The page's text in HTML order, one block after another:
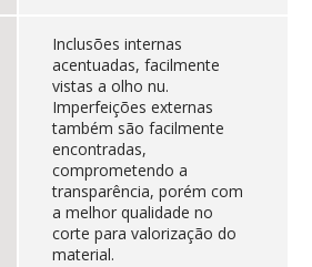
Inclusões internas
acentuadas, facilmente
vistas a olho nu.
Imperfeições externas
também são facilmente
encontradas,
comprometendo a
transparência, porém com
a melhor qualidade no
corte para valorização do
material.